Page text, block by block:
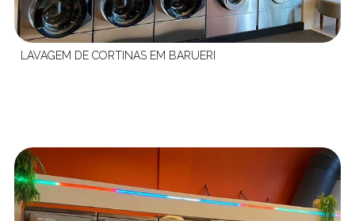
LAVAGEM DE CORTINAS EM BARUERI